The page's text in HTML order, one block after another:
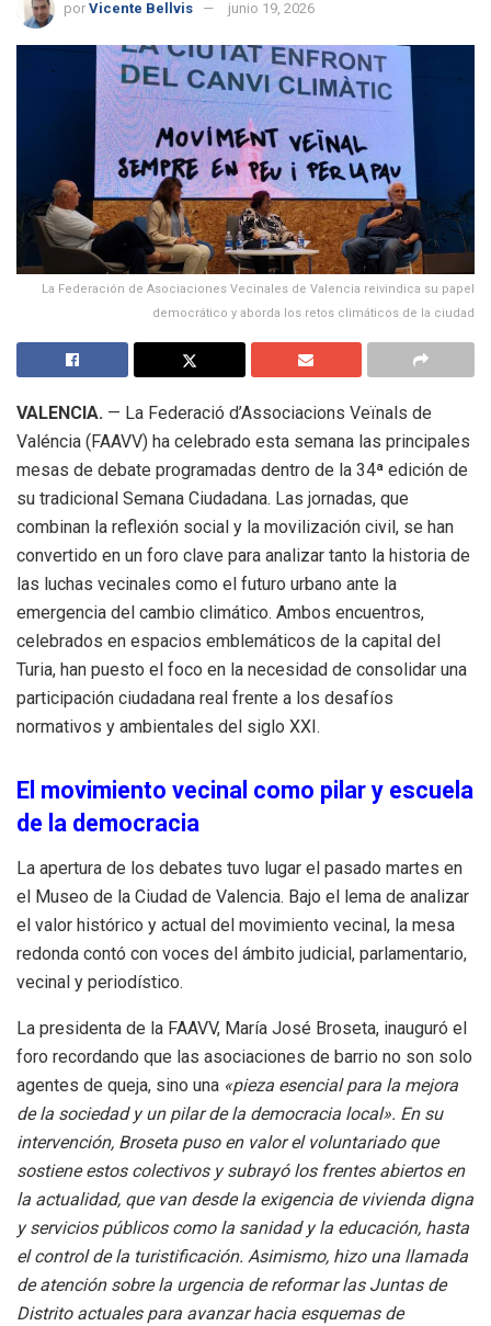
por Vicente Bellvis junio 19, 2026
La Federación de Asociaciones Vecinales de Valencia reivindica su papel
democrático y aborda los retos climáticos de la ciudad
VALENCIA. — La Federació d’Associacions Veïnals de
Valéncia (FAAVV) ha celebrado esta semana las principales
mesas de debate programadas dentro de la 34ª edición de
su tradicional Semana Ciudadana. Las jornadas, que
combinan la reflexión social y la movilización civil, se han
convertido en un foro clave para analizar tanto la historia de
las luchas vecinales como el futuro urbano ante la
emergencia del cambio climático. Ambos encuentros,
celebrados en espacios emblemáticos de la capital del
Turia, han puesto el foco en la necesidad de consolidar una
participación ciudadana real frente a los desafíos
normativos y ambientales del siglo XXI.
El movimiento vecinal como pilar y escuela
de la democracia
La apertura de los debates tuvo lugar el pasado martes en
el Museo de la Ciudad de Valencia. Bajo el lema de analizar
el valor histórico y actual del movimiento vecinal, la mesa
redonda contó con voces del ámbito judicial, parlamentario,
vecinal y periodístico.
La presidenta de la FAAVV, María José Broseta, inauguró el
foro recordando que las asociaciones de barrio no son solo
agentes de queja, sino una «pieza esencial para la mejora
de la sociedad y un pilar de la democracia local». En su
intervención, Broseta puso en valor el voluntariado que
sostiene estos colectivos y subrayó los frentes abiertos en
la actualidad, que van desde la exigencia de vivienda digna
y servicios públicos como la sanidad y la educación, hasta
el control de la turistificación. Asimismo, hizo una llamada
de atención sobre la urgencia de reformar las Juntas de
Distrito actuales para avanzar hacia esquemas de